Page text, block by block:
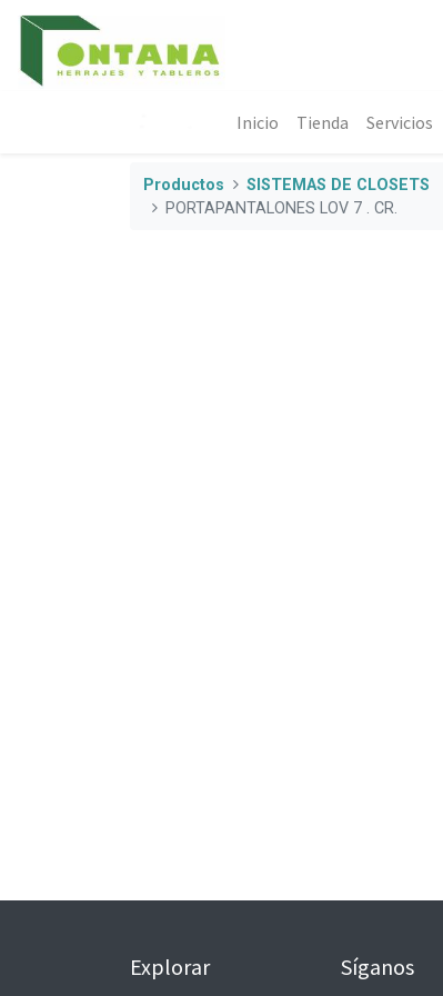
Inicio Tienda Servicios
Productos
SISTEMAS DE CLOSETS
PORTAPANTALONES LOV 7 . CR.
Explorar Síganos